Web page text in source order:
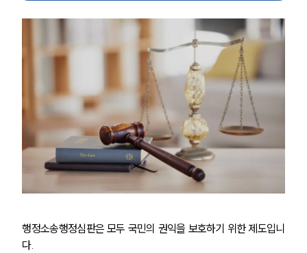
행정소송행정심판은 모두 국민의 권익을 보호하기 위한 제도입니
다.